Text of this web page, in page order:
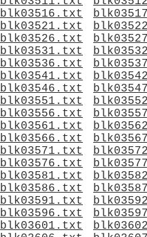
blk03516.txt
blk03521.txt
blk03526.txt
blk03531.txt
blk03536.txt
blk03541.txt
blk03546.txt
blk03551.txt
blk03556.txt
blk03561.txt
blk03566.txt
blk03571.txt
blk03576.txt
blk03581.txt
blk03586.txt
blk03591.txt
blk03596.txt
blk03601.txt